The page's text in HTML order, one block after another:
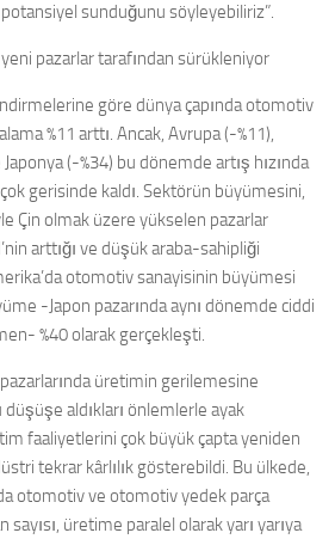
sunduğunu söyleyebiliriz”.
pazarlar tarafından sürükleniyor
göre dünya çapında otomotiv
%11 arttı. Ancak, Avrupa (-%11),
(-%34) bu dönemde artış hızında
gerisinde kaldı. Sektörün büyümesini,
Çin olmak üzere yükselen pazarlar
arttığı ve düşük araba-sahipliği
otomotiv sanayisinin büyümesi
-Japon pazarında aynı dönemde ciddi
%40 olarak gerçekleşti.
üretimin gerilemesine
aldıkları önlemlerle ayak
faaliyetlerini çok büyük çapta yeniden
tekrar kârlılık gösterebildi. Bu ülkede,
otomotiv ve otomotiv yedek parça
sayısı, üretime paralel olarak yarı yarıya